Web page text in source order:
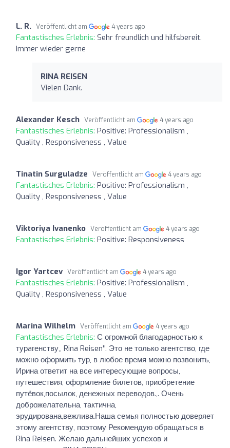
L. R. Veröffentlicht am 4 years ago
Fantastisches Erlebnis: Sehr freundlich und hilfsbereit.
Immer wieder gerne
RINA REISEN
Vielen Dank.
Alexander Kesch Veröffentlicht am 4 years ago
Fantastisches Erlebnis: Positive: Professionalism ,
Quality , Responsiveness , Value
Tinatin Surguladze Veröffentlicht am 4 years ago
Fantastisches Erlebnis: Positive: Professionalism ,
Quality , Responsiveness , Value
Viktoriya Ivanenko Veröffentlicht am 4 years ago
Fantastisches Erlebnis: Positive: Responsiveness
Igor Yartcev Veröffentlicht am 4 years ago
Fantastisches Erlebnis: Positive: Professionalism ,
Quality , Responsiveness , Value
Marina Wilhelm Veröffentlicht am 4 years ago
Fantastisches Erlebnis: С огромной благодарностью к
турaгенству,, Rina Reisen''. Это не только агентство, где
можно оформить тур, в любое время можно позвонить,
Ирина ответит на все интересующие вопросы,
путешествия, оформление билетов, приобретение
путёвок,посылок, денежных переводов.,. Очень
доброжелательна, тактична,
эрудирована,вежлива.Наша семья полностью доверяет
этому агентству, поэтому Рекомендую обращаться в
Rina Reisen. Желаю дальнейших успехов и